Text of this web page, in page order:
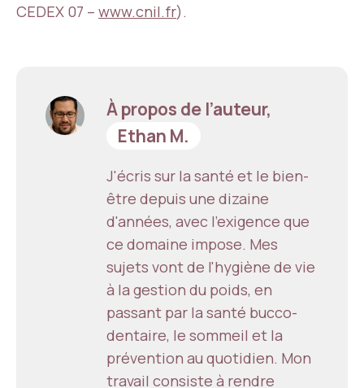
CEDEX 07 – www.cnil.fr).
À propos de l’auteur,
Ethan M.
J'écris sur la santé et le bien-
être depuis une dizaine
d'années, avec l'exigence que
ce domaine impose. Mes
sujets vont de l'hygiène de vie
à la gestion du poids, en
passant par la santé bucco-
dentaire, le sommeil et la
prévention au quotidien. Mon
travail consiste à rendre